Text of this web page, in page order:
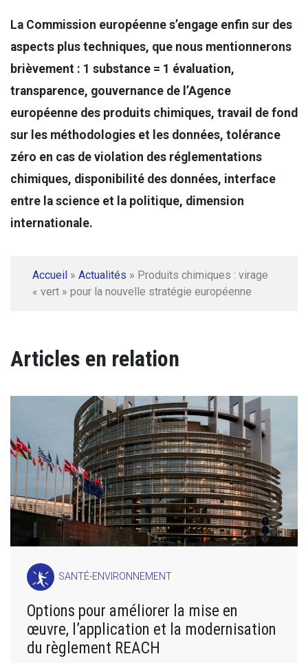
La Commission européenne s’engage enfin sur des
aspects plus techniques, que nous mentionnerons
brièvement : 1 substance = 1 évaluation,
transparence, gouvernance de l’Agence
européenne des produits chimiques, travail de fond
sur les méthodologies et les données, tolérance
zéro en cas de violation des réglementations
chimiques, disponibilité des données, interface
entre la science et la politique, dimension
internationale.
Accueil » Actualités » Produits chimiques : virage
« vert » pour la nouvelle stratégie européenne
Articles en relation
SANTÉ-ENVIRONNEMENT
Options pour améliorer la mise en
œuvre, l’application et la modernisation
du règlement REACH